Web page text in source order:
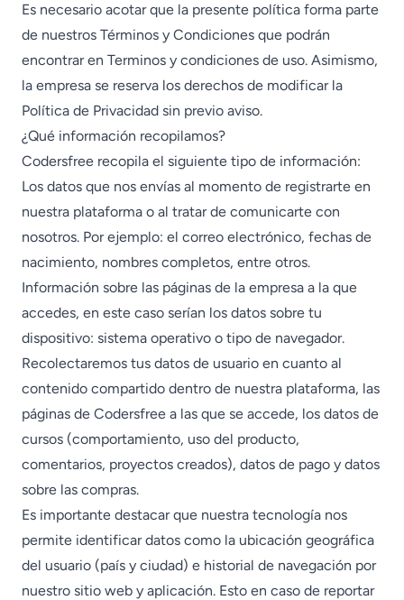
Es necesario acotar que la presente política forma parte
de nuestros Términos y Condiciones que podrán
encontrar en Terminos y condiciones de uso. Asimismo,
la empresa se reserva los derechos de modificar la
Política de Privacidad sin previo aviso.
¿Qué información recopilamos?
Codersfree recopila el siguiente tipo de información:
Los datos que nos envías al momento de registrarte en
nuestra plataforma o al tratar de comunicarte con
nosotros. Por ejemplo: el correo electrónico, fechas de
nacimiento, nombres completos, entre otros.
Información sobre las páginas de la empresa a la que
accedes, en este caso serían los datos sobre tu
dispositivo: sistema operativo o tipo de navegador.
Recolectaremos tus datos de usuario en cuanto al
contenido compartido dentro de nuestra plataforma, las
páginas de Codersfree a las que se accede, los datos de
cursos (comportamiento, uso del producto,
comentarios, proyectos creados), datos de pago y datos
sobre las compras.
Es importante destacar que nuestra tecnología nos
permite identificar datos como la ubicación geográfica
del usuario (país y ciudad) e historial de navegación por
nuestro sitio web y aplicación. Esto en caso de reportar